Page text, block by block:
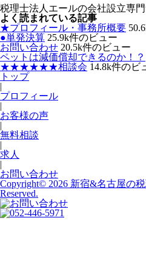
税理士法人エールの会社設立専門
よく読まれている記事
★プロフィール・事務所概要
●単発決算 25.9k件のビュー
お問い合わせ 20.5k件のビュー
ペットは減価償却できるのか！？
★★★★★★相談会 14.8k件のビ
トップ
|
プロフィール
|
お客様の声
|
無料相談
|
求人
|
お問い合わせ
Copyright© 2026 新宿&名古屋の
Reserved.